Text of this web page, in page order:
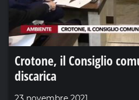
Crotone, il Consiglio
discarica